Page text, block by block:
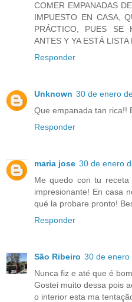
COMER EMPANADAS
IMPUESTO EN CASA,
PRÁCTICO, PUES SE
ANTES Y YA ESTÁ
Responder
Unknown 30 de enero
Que empanada tan rica!!
Responder
maria jose 30 de enero
Me quedo con tu
impresionante! En casa
qué la probare pronto!
Responder
São Ribeiro 30 de enero
Nunca fiz e até que é
Gostei muito dessa pois
o interior esta ma